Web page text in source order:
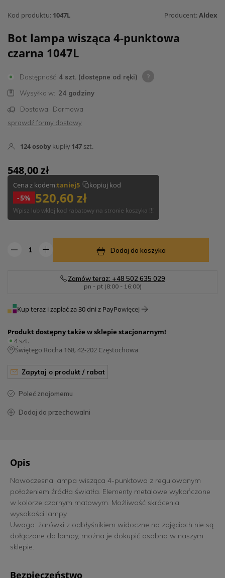
Kod produktu: 1047L Producent:Aldex
Bot lampa wisząca 4-punktowa
czarna 1047L
Dostępność 4 szt. (dostępne od ręki)
Wysyłka w: 24 godziny
Dostawa: Darmowa
sprawdź formy dostawy
124osoby kupiły147 szt.
548,00 zł
Cena z kodem:taniej5 kopiuj kod
-5% 520,60 zł
Wpisz lub wklej kod rabatowy na stronie koszyka !!!
Dodaj do koszyka
Zamów teraz: +48 502 635 029
pn - pt (8:00 - 16:00)
Kup teraz i zapłać za 30 dni z PayPowięcej
Produkt dostępny także w sklepie stacjonarnym!
4 szt.
Świętego Rocha 168, 42-202 Częstochowa
zapytaj o produkt / rabat
poleć znajomemu
dodaj do przechowalni
Opis
Nowoczesna lampa wisząca 4-punktowa z regulowanym
położeniem źródła światła. Elementy metalowe wykończone
w kolorze czarnym matowym. Możliwość skrócenia
wysokości lampy.
Uwaga: żarówki z odbłyśnikiem widoczne na zdjęciach nie są
dołączane do lampy, można je dokupić osobno w naszym
sklepie.
Bezpieczeństwo